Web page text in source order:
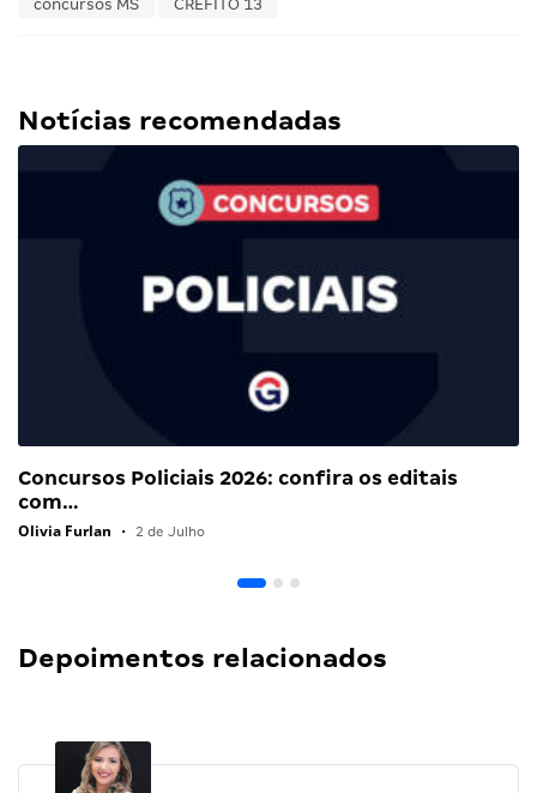
concursos MS CREFITO 13
Notícias recomendadas
Concursos Policiais 2026: confira os editais
com…
Olivia Furlan • 2 de Julho
Depoimentos relacionados